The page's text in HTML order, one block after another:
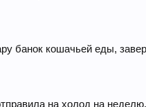
банок кошачьей еды,
на холод на